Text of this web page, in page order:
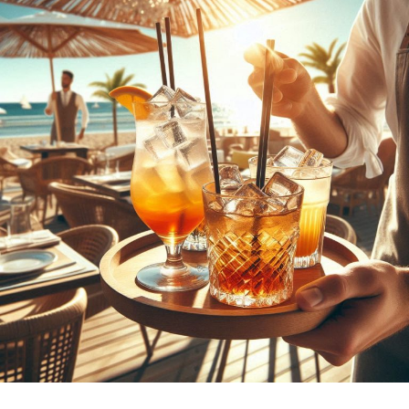
zu harmonisieren.
Medi­ta­ti­on und Acht­sam­keit: Erhal­te umfas­
sen­de Anlei­tun­gen, Tech­ni­ken und Tipps zur
För­de­rung von inne­rer Ruhe und Klar­heit. Von
geführ­ten Medi­ta­tio­nen bis hin zu Acht­sam­keits­
übun­gen – fin­de her­aus, wie du stress­frei­er leben
und dei­nen Fokus schär­fen kannst.
Astro­lo­gie: Erkun­de die tie­fe­re Bedeu­tung der
Ster­ne und Pla­ne­ten und wie sie dein Leben
beein­flus­sen. Ler­ne, dein Geburts­ho­ro­skop zu
ver­ste­hen und wie astro­lo­gi­sche Aspek­te dir hel­
fen kön­nen, Her­aus­for­de­run­gen zu meis­tern und
Chan­cen zu erkennen.
Tarot und Wahr­sa­ge­rei: Tau­che ein in die Kunst